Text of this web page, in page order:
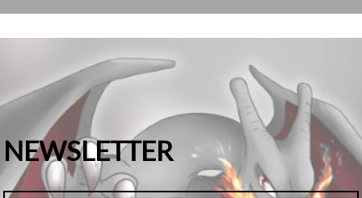
NEWSLETTER